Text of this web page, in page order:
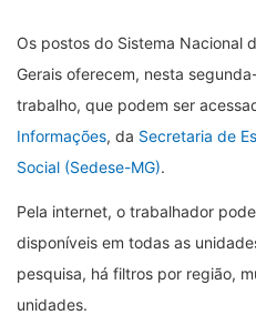
Os postos do Sistema Nacional
Gerais oferecem, nesta
trabalho, que podem ser
Informações, da Secretaria de
Social (Sedese-MG).
Pela internet, o trabalhador
disponíveis em todas as
pesquisa, há filtros por região,
unidades.